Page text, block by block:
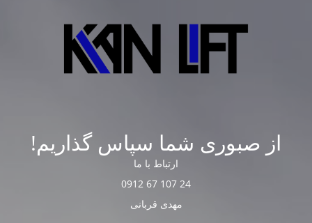
از صبوری شما سپاس گذاریم!
ارتباط با ما
24 107 67 0912
مهدی قربانی